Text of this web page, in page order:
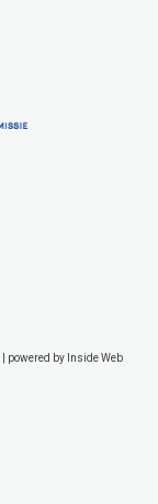
| powered by Inside Web